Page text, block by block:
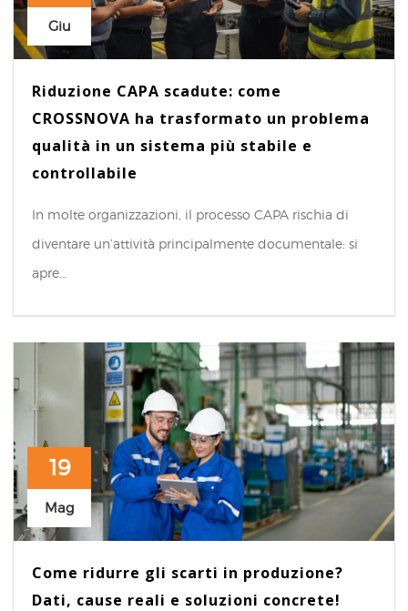
Giu
Riduzione CAPA scadute: come
CROSSNOVA ha trasformato un problema
qualità in un sistema più stabile e
controllabile
In molte organizzazioni, il processo CAPA rischia di
diventare un’attività principalmente documentale: si
apre…
19
Mag
Come ridurre gli scarti in produzione?
Dati, cause reali e soluzioni concrete!